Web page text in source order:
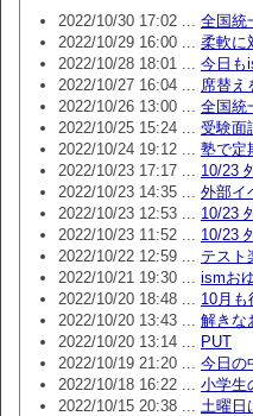
2022/10/30 17:02 ... 全国統
2022/10/29 16:00 ... 柔軟に
2022/10/28 18:01 ... 今日も
2022/10/27 16:04 ... 席替え
2022/10/26 13:00 ... 全国統
2022/10/25 15:24 ... 受験面
2022/10/24 19:12 ... 塾で定
2022/10/23 17:17 ... 10/23
2022/10/23 14:35 ... 外部イ
2022/10/23 12:53 ... 10/23
2022/10/23 11:52 ... 10/23
2022/10/22 12:59 ... テスト
2022/10/21 19:30 ... ismお
2022/10/20 18:48 ... 10月も
2022/10/20 13:43 ... 解きな
2022/10/20 13:14 ... PUT
2022/10/19 21:20 ... 今日の
2022/10/18 16:22 ... 小学生
2022/10/15 20:38 ... 土曜日